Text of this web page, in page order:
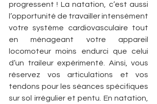
progressent ! La natation, c’est aussi
l’opportunité de travailler intensément
votre système cardiovasculaire tout
en ménageant votre appareil
locomoteur moins endurci que celui
d’un traileur expérimenté. Ainsi, vous
réservez vos articulations et vos
tendons pour les séances spécifiques
sur sol irrégulier et pentu. En natation,